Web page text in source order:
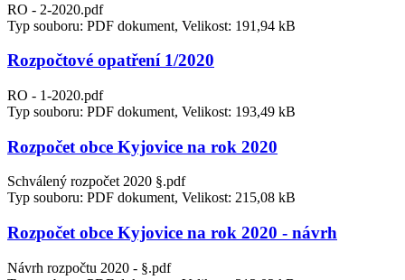
RO - 2-2020.pdf
Typ souboru: PDF dokument, Velikost: 191,94 kB
Rozpočtové opatření 1/2020
RO - 1-2020.pdf
Typ souboru: PDF dokument, Velikost: 193,49 kB
Rozpočet obce Kyjovice na rok 2020
Schválený rozpočet 2020 §.pdf
Typ souboru: PDF dokument, Velikost: 215,08 kB
Rozpočet obce Kyjovice na rok 2020 - návrh
Návrh rozpočtu 2020 - §.pdf